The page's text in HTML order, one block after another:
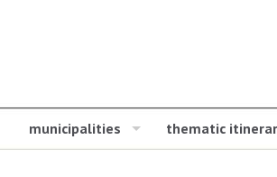
municipalities thematic